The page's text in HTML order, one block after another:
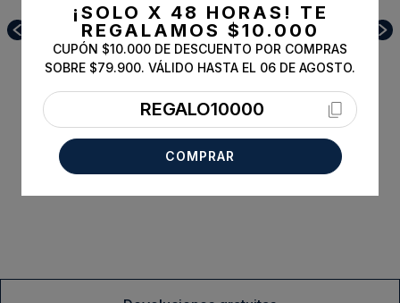
Pilot Eau De Toilette Dia
¡SOLO X 48 HORAS! TE
REGALAMOS $10.000
CUPÓN $10.000 DE DESCUENTO POR COMPRAS
SOBRE $79.900. VÁLIDO HASTA EL 06 DE AGOSTO.
REGALO10000
COMPRAR